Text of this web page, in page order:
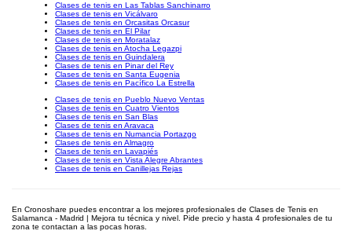
Clases de tenis en Las Tablas Sanchinarro
Clases de tenis en Vicálvaro
Clases de tenis en Orcasitas Orcasur
Clases de tenis en El Pilar
Clases de tenis en Moratalaz
Clases de tenis en Atocha Legazpi
Clases de tenis en Guindalera
Clases de tenis en Pinar del Rey
Clases de tenis en Santa Eugenia
Clases de tenis en Pacífico La Estrella
Clases de tenis en Pueblo Nuevo Ventas
Clases de tenis en Cuatro Vientos
Clases de tenis en San Blas
Clases de tenis en Aravaca
Clases de tenis en Numancia Portazgo
Clases de tenis en Almagro
Clases de tenis en Lavapiés
Clases de tenis en Vista Alegre Abrantes
Clases de tenis en Canillejas Rejas
En Cronoshare puedes encontrar a los mejores profesionales de Clases de Tenis en
Salamanca - Madrid | Mejora tu técnica y nivel. Pide precio y hasta 4 profesionales de tu
zona te contactan a las pocas horas.